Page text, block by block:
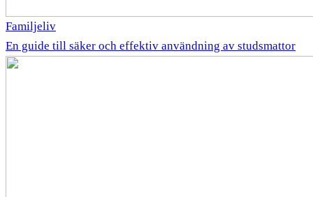
Familjeliv
En guide till säker och effektiv användning av studsmattor